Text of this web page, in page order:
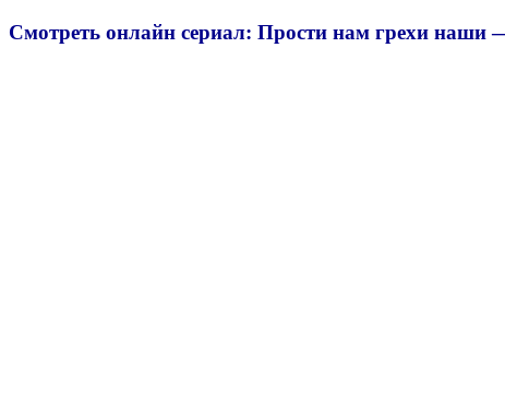
Смотреть онлайн сериал: Прости нам грехи наши